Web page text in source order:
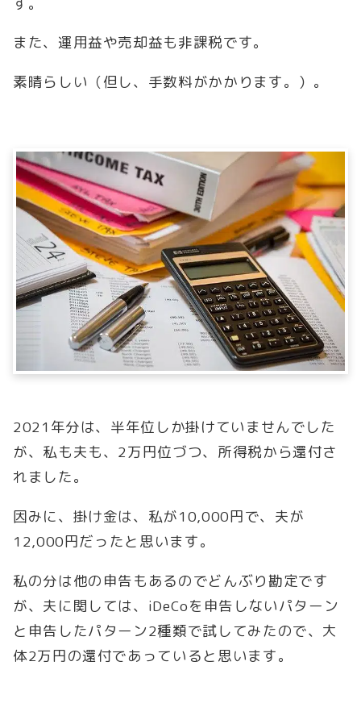
また、運用益や売却益も非課税です。
素晴らしい（但し、手数料がかかります。）。
2021年分は、半年位しか掛けていませんでした
が、私も夫も、2万円位づつ、所得税から還付さ
れました。
因みに、掛け金は、私が10,000円で、夫が
12,000円だったと思います。
私の分は他の申告もあるのでどんぶり勘定です
が、夫に関しては、iDeCoを申告しないパターン
と申告したパターン2種類で試してみたので、大
体2万円の還付であっていると思います。